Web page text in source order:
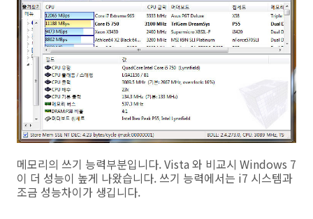
메모리의 쓰기 능력부분입니다. Vista 와 비교시 Windows 7
이 더 성능이 높게 나왔습니다. 쓰기 능력에서는 i7 시스템과
조금 성능차이가 생깁니다.